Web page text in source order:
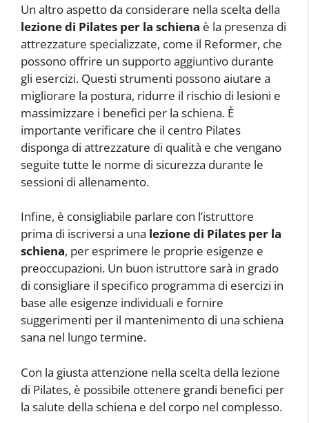
Un altro aspetto da considerare nella scelta della
lezione di Pilates per la schiena è la presenza di
attrezzature specializzate, come il Reformer, che
possono offrire un supporto aggiuntivo durante
gli esercizi. Questi strumenti possono aiutare a
migliorare la postura, ridurre il rischio di lesioni e
massimizzare i benefici per la schiena. È
importante verificare che il centro Pilates
disponga di attrezzature di qualità e che vengano
seguite tutte le norme di sicurezza durante le
sessioni di allenamento.
Infine, è consigliabile parlare con l’istruttore
prima di iscriversi a una lezione di Pilates per la
schiena, per esprimere le proprie esigenze e
preoccupazioni. Un buon istruttore sarà in grado
di consigliare il specifico programma di esercizi in
base alle esigenze individuali e fornire
suggerimenti per il mantenimento di una schiena
sana nel lungo termine.
Con la giusta attenzione nella scelta della lezione
di Pilates, è possibile ottenere grandi benefici per
la salute della schiena e del corpo nel complesso.